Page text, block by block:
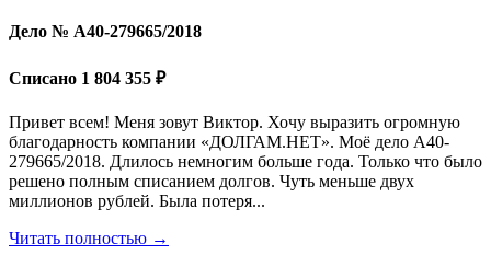
Дело № А40-279665/2018
Списано 1 804 355 ₽
Привет всем! Меня зовут Виктор. Хочу выразить огромную
благодарность компании «ДОЛГАМ.НЕТ». Моё дело А40-
279665/2018. Длилось немногим больше года. Только что было
решено полным списанием долгов. Чуть меньше двух
миллионов рублей. Была потеря...
Читать полностью →